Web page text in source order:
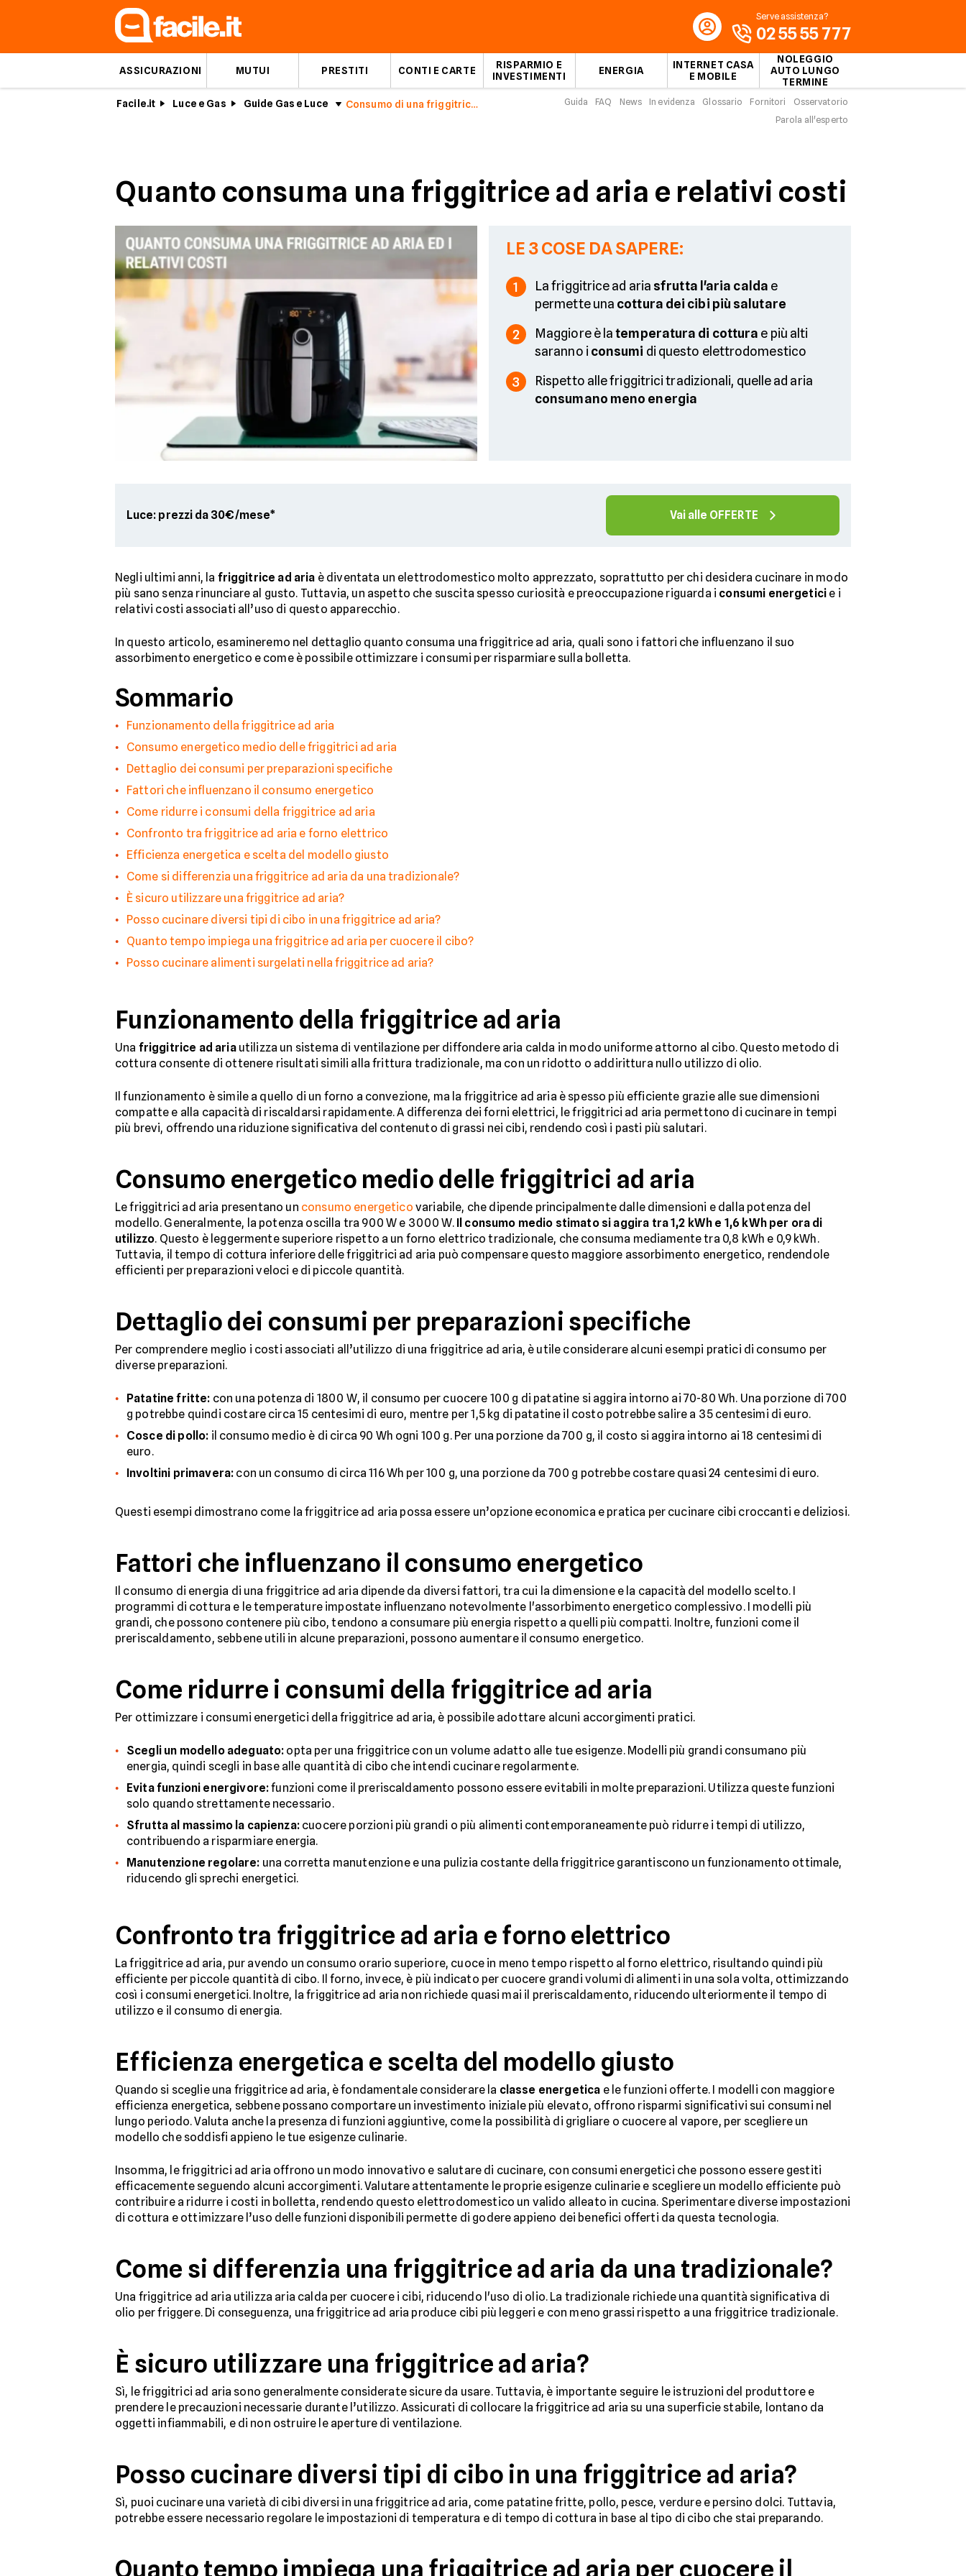
ASSICURAZIONI MUTUI PRESTITI CONTI E CARTE
RISPARMIO E
INVESTIMENTI
ENERGIA
INTERNET CASA
E MOBILE
NOLEGGIO
AUTO LUNGO
TERMINE
Serve assistenza?
02 55 55 777
Facile.it Luce e Gas Guide Gas e Luce Consumo di una friggitrice ad aria Guida FAQ News In evidenza Glossario Fornitori
Osservatorio
Parola all'esperto
Quanto consuma una friggitrice ad aria e relativi costi
LE 3 COSE DA SAPERE:
1 La friggitrice ad aria sfrutta l'aria calda e
permette una cottura dei cibi più salutare
2 Maggiore è latemperatura di cottura e più alti
saranno i consumi di questo elettrodomestico
3
Rispetto alle friggitrici tradizionali, quelle ad aria
consumano meno energia
Luce: prezzi da 30€/mese* Vai alle OFFERTE
Negli ultimi anni, la friggitrice ad aria è diventata un elettrodomestico molto apprezzato, soprattutto per chi desidera cucinare in modo
più sano senza rinunciare al gusto. Tuttavia, un aspetto che suscita spesso curiosità e preoccupazione riguarda i consumi energetici e i
relativi costi associati all’uso di questo apparecchio.
In questo articolo, esamineremo nel dettaglio quanto consuma una friggitrice ad aria, quali sono i fattori che influenzano il suo
assorbimento energetico e come è possibile ottimizzare i consumi per risparmiare sulla bolletta.
Sommario
Funzionamento della friggitrice ad aria
Consumo energetico medio delle friggitrici ad aria
Dettaglio dei consumi per preparazioni specifiche
Fattori che influenzano il consumo energetico
Come ridurre i consumi della friggitrice ad aria
Confronto tra friggitrice ad aria e forno elettrico
Efficienza energetica e scelta del modello giusto
Come si differenzia una friggitrice ad aria da una tradizionale?
È sicuro utilizzare una friggitrice ad aria?
Posso cucinare diversi tipi di cibo in una friggitrice ad aria?
Quanto tempo impiega una friggitrice ad aria per cuocere il cibo?
Posso cucinare alimenti surgelati nella friggitrice ad aria?
Funzionamento della friggitrice ad aria
Una friggitrice ad ariautilizza un sistema di ventilazione per diffondere aria calda in modo uniforme attorno al cibo. Questo metodo di
cottura consente di ottenere risultati simili alla frittura tradizionale, ma con un ridotto o addirittura nullo utilizzo di olio.
Il funzionamento è simile a quello di un forno a convezione, ma la friggitrice ad aria è spesso più efficiente grazie alle sue dimensioni
compatte e alla capacità di riscaldarsi rapidamente. A differenza dei forni elettrici, le friggitrici ad aria permettono di cucinare in tempi
più brevi, offrendo una riduzione significativa del contenuto di grassi nei cibi, rendendo così i pasti più salutari.
Consumo energetico medio delle friggitrici ad aria
Le friggitrici ad aria presentano un consumo energetico variabile, che dipende principalmente dalle dimensioni e dalla potenza del
modello. Generalmente, la potenza oscilla tra 900 W e 3000 W. Il consumo medio stimato si aggira tra 1,2 kWh e 1,6 kWh per ora di
utilizzo. Questo è leggermente superiore rispetto a un forno elettrico tradizionale, che consuma mediamente tra 0,8 kWh e 0,9 kWh.
Tuttavia, il tempo di cottura inferiore delle friggitrici ad aria può compensare questo maggiore assorbimento energetico, rendendole
efficienti per preparazioni veloci e di piccole quantità.
Dettaglio dei consumi per preparazioni specifiche
Per comprendere meglio i costi associati all’utilizzo di una friggitrice ad aria, è utile considerare alcuni esempi pratici di consumo per
diverse preparazioni.
Patatine fritte: con una potenza di 1800 W, il consumo per cuocere 100 g di patatine si aggira intorno ai 70-80 Wh. Una porzione di 700
g potrebbe quindi costare circa 15 centesimi di euro, mentre per 1,5 kg di patatine il costo potrebbe salire a 35 centesimi di euro.
Cosce di pollo: il consumo medio è di circa 90 Wh ogni 100 g. Per una porzione da 700 g, il costo si aggira intorno ai 18 centesimi di
euro.
Involtini primavera: con un consumo di circa 116 Wh per 100 g, una porzione da 700 g potrebbe costare quasi 24 centesimi di euro.
Questi esempi dimostrano come la friggitrice ad aria possa essere un’opzione economica e pratica per cucinare cibi croccanti e deliziosi.
Fattori che influenzano il consumo energetico
Il consumo di energia di una friggitrice ad aria dipende da diversi fattori, tra cui la dimensione e la capacità del modello scelto. I
programmi di cottura e le temperature impostate influenzano notevolmente l'assorbimento energetico complessivo. I modelli più
grandi, che possono contenere più cibo, tendono a consumare più energia rispetto a quelli più compatti. Inoltre, funzioni come il
preriscaldamento, sebbene utili in alcune preparazioni, possono aumentare il consumo energetico.
Come ridurre i consumi della friggitrice ad aria
Per ottimizzare i consumi energetici della friggitrice ad aria, è possibile adottare alcuni accorgimenti pratici.
Scegli un modello adeguato: opta per una friggitrice con un volume adatto alle tue esigenze. Modelli più grandi consumano più
energia, quindi scegli in base alle quantità di cibo che intendi cucinare regolarmente.
Evita funzioni energivore:funzioni come il preriscaldamento possono essere evitabili in molte preparazioni. Utilizza queste funzioni
solo quando strettamente necessario.
Sfrutta al massimo la capienza:cuocere porzioni più grandi o più alimenti contemporaneamente può ridurre i tempi di utilizzo,
contribuendo a risparmiare energia.
Manutenzione regolare: una corretta manutenzione e una pulizia costante della friggitrice garantiscono un funzionamento ottimale,
riducendo gli sprechi energetici.
Confronto tra friggitrice ad aria e forno elettrico
La friggitrice ad aria, pur avendo un consumo orario superiore, cuoce in meno tempo rispetto al forno elettrico, risultando quindi più
efficiente per piccole quantità di cibo. Il forno, invece, è più indicato per cuocere grandi volumi di alimenti in una sola volta, ottimizzando
così i consumi energetici. Inoltre, la friggitrice ad aria non richiede quasi mai il preriscaldamento, riducendo ulteriormente il tempo di
utilizzo e il consumo di energia.
Efficienza energetica e scelta del modello giusto
Quando si sceglie una friggitrice ad aria, è fondamentale considerare la classe energetica e le funzioni offerte. I modelli con maggiore
efficienza energetica, sebbene possano comportare un investimento iniziale più elevato, offrono risparmi significativi sui consumi nel
lungo periodo. Valuta anche la presenza di funzioni aggiuntive, come la possibilità di grigliare o cuocere al vapore, per scegliere un
modello che soddisfi appieno le tue esigenze culinarie.
Insomma, le friggitrici ad aria offrono un modo innovativo e salutare di cucinare, con consumi energetici che possono essere gestiti
efficacemente seguendo alcuni accorgimenti. Valutare attentamente le proprie esigenze culinarie e scegliere un modello efficiente può
contribuire a ridurre i costi in bolletta, rendendo questo elettrodomestico un valido alleato in cucina. Sperimentare diverse impostazioni
di cottura e ottimizzare l’uso delle funzioni disponibili permette di godere appieno dei benefici offerti da questa tecnologia.
Come si differenzia una friggitrice ad aria da una tradizionale?
Una friggitrice ad aria utilizza aria calda per cuocere i cibi, riducendo l'uso di olio. La tradizionale richiede una quantità significativa di
olio per friggere. Di conseguenza, una friggitrice ad aria produce cibi più leggeri e con meno grassi rispetto a una friggitrice tradizionale.
È sicuro utilizzare una friggitrice ad aria?
Sì, le friggitrici ad aria sono generalmente considerate sicure da usare. Tuttavia, è importante seguire le istruzioni del produttore e
prendere le precauzioni necessarie durante l’utilizzo. Assicurati di collocare la friggitrice ad aria su una superficie stabile, lontano da
oggetti infiammabili, e di non ostruire le aperture di ventilazione.
Posso cucinare diversi tipi di cibo in una friggitrice ad aria?
Sì, puoi cucinare una varietà di cibi diversi in una friggitrice ad aria, come patatine fritte, pollo, pesce, verdure e persino dolci. Tuttavia,
potrebbe essere necessario regolare le impostazioni di temperatura e di tempo di cottura in base al tipo di cibo che stai preparando.
Quanto tempo impiega una friggitrice ad aria per cuocere il